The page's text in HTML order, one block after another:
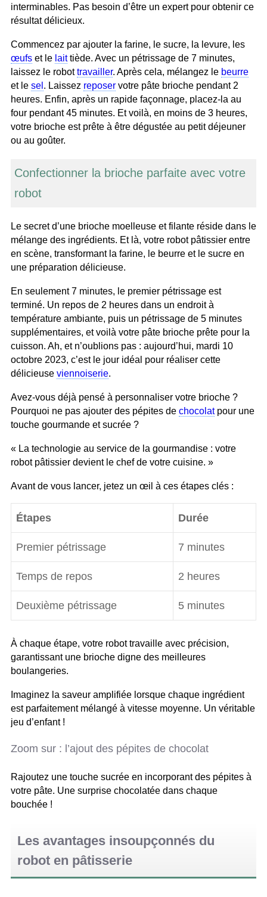
interminables. Pas besoin d’être un expert pour obtenir ce
résultat délicieux.
Commencez par ajouter la farine, le sucre, la levure, les
œufs et le laittiède. Avec un pétrissage de 7 minutes,
laissez le robottravailler. Après cela, mélangez le beurre
et le sel . Laissez reposer votre pâte brioche pendant 2
heures. Enfin, après un rapide façonnage, placez-la au
four pendant 45 minutes. Et voilà, en moins de 3 heures,
votre brioche est prête à être dégustée au petit déjeuner
ou au goûter.
Confectionner la brioche parfaite avec votre
robot
Le secret d’une brioche moelleuse et filante réside dans le
mélange des ingrédients. Et là, votre robot pâtissier entre
en scène, transformant la farine, le beurre et le sucre en
une préparation délicieuse.
En seulement 7 minutes, le premier pétrissage est
terminé. Un repos de 2 heures dans un endroit à
température ambiante, puis un pétrissage de 5 minutes
supplémentaires, et voilà votre pâte brioche prête pour la
cuisson. Ah, et n’oublions pas : aujourd’hui, mardi 10
octobre 2023, c’est le jour idéal pour réaliser cette
délicieuse viennoiserie.
Avez-vous déjà pensé à personnaliser votre brioche ?
Pourquoi ne pas ajouter des pépites de chocolatpour une
touche gourmande et sucrée ?
« La technologie au service de la gourmandise : votre
robot pâtissier devient le chef de votre cuisine. »
Avant de vous lancer, jetez un œil à ces étapes clés :
Étapes Durée
Premier pétrissage 7 minutes
Temps de repos 2 heures
Deuxième pétrissage 5 minutes
À chaque étape, votre robot travaille avec précision,
garantissant une brioche digne des meilleures
boulangeries.
Imaginez la saveur amplifiée lorsque chaque ingrédient
est parfaitement mélangé à vitesse moyenne. Un véritable
jeu d’enfant !
Zoom sur : l’ajout des pépites de chocolat
Rajoutez une touche sucrée en incorporant des pépites à
votre pâte. Une surprise chocolatée dans chaque
bouchée !
Les avantages insoupçonnés du
robot en pâtisserie